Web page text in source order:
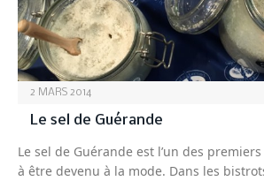
2 MARS 2014
Le sel de Guérande
Le sel de Guérande est l’un des
à être devenu à la mode. Dans les